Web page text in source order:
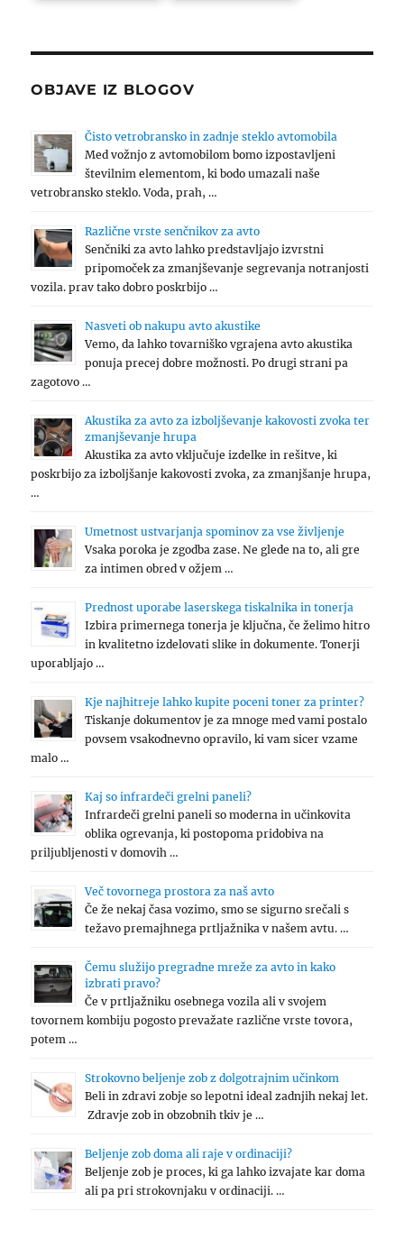
OBJAVE IZ BLOGOV
Čisto vetrobransko in zadnje steklo avtomobila
Med vožnjo z avtomobilom bomo izpostavljeni
številnim elementom, ki bodo umazali naše
vetrobransko steklo. Voda, prah, …
Različne vrste senčnikov za avto
Senčniki za avto lahko predstavljajo izvrstni
pripomoček za zmanjševanje segrevanja notranjosti
vozila. prav tako dobro poskrbijo …
Nasveti ob nakupu avto akustike
Vemo, da lahko tovarniško vgrajena avto akustika
ponuja precej dobre možnosti. Po drugi strani pa
zagotovo …
Akustika za avto za izboljševanje kakovosti zvoka ter
zmanjševanje hrupa
Akustika za avto vključuje izdelke in rešitve, ki
poskrbijo za izboljšanje kakovosti zvoka, za zmanjšanje hrupa,
…
Umetnost ustvarjanja spominov za vse življenje
Vsaka poroka je zgodba zase. Ne glede na to, ali gre
za intimen obred v ožjem …
Prednost uporabe laserskega tiskalnika in tonerja
Izbira primernega tonerja je ključna, če želimo hitro
in kvalitetno izdelovati slike in dokumente. Tonerji
uporabljajo …
Kje najhitreje lahko kupite poceni toner za printer?
Tiskanje dokumentov je za mnoge med vami postalo
povsem vsakodnevno opravilo, ki vam sicer vzame
malo …
Kaj so infrardeči grelni paneli?
Infrardeči grelni paneli so moderna in učinkovita
oblika ogrevanja, ki postopoma pridobiva na
priljubljenosti v domovih …
Več tovornega prostora za naš avto
Če že nekaj časa vozimo, smo se sigurno srečali s
težavo premajhnega prtljažnika v našem avtu. …
Čemu služijo pregradne mreže za avto in kako
izbrati pravo?
Če v prtljažniku osebnega vozila ali v svojem
tovornem kombiju pogosto prevažate različne vrste tovora,
potem …
Strokovno beljenje zob z dolgotrajnim učinkom
Beli in zdravi zobje so lepotni ideal zadnjih nekaj let.
Zdravje zob in obzobnih tkiv je …
Beljenje zob doma ali raje v ordinaciji?
Beljenje zob je proces, ki ga lahko izvajate kar doma
ali pa pri strokovnjaku v ordinaciji. …